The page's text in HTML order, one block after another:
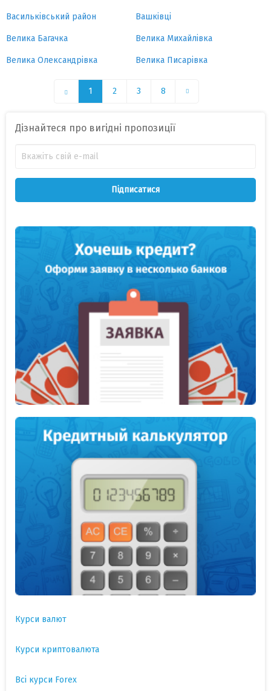
Васильківський район Вашківці
Велика Багачка Велика Михайлівка
Велика Олександрівка Велика Писарівка
1 2 3 8
Дізнайтеся про вигідні пропозиції
Підписатися
Курси валют
Курси криптовалюта
Всі курси Forex